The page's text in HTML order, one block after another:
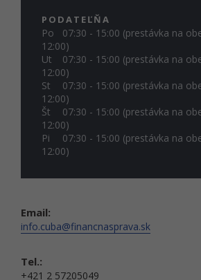
PODATEĽŇA
Po
07:30 - 15:00 (prestávka na
12:00)
Ut
07:30 - 15:00 (prestávka na
12:00)
St
07:30 - 15:00 (prestávka na
12:00)
Št
07:30 - 15:00 (prestávka na
12:00)
Pi
07:30 - 15:00 (prestávka na
12:00)
Email:
info.cuba@financnasprava.sk
Tel.:
+421 2 57205049